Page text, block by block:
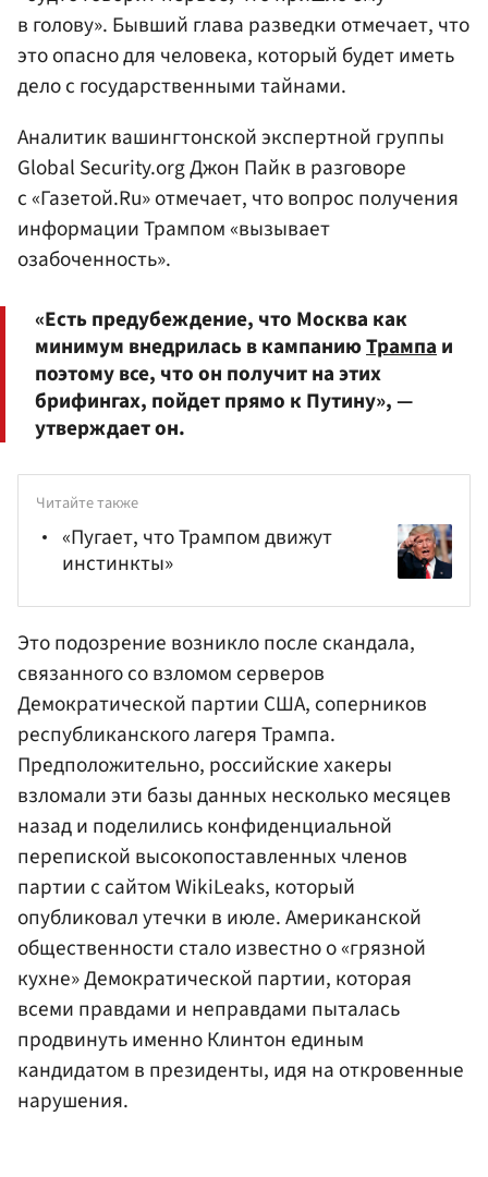
в голову». Бывший глава разведки отмечает, что
это опасно для человека, который будет иметь
дело с государственными тайнами.
Аналитик вашингтонской экспертной группы
Global Security.org Джон Пайк в разговоре
с «Газетой.Ru» отмечает, что вопрос получения
информации Трампом «вызывает
озабоченность».
«Есть предубеждение, что Москва как
минимум внедрилась в кампаниюТрампаи
поэтому все, что он получит на этих
брифингах, пойдет прямо к Путину», —
утверждает он.
Читайте также
«Пугает, что Трампом движут
инстинкты»
Это подозрение возникло после скандала,
связанного со взломом серверов
Демократической партии США, соперников
республиканского лагеря Трампа.
Предположительно, российские хакеры
взломали эти базы данных несколько месяцев
назад и поделились конфиденциальной
перепиской высокопоставленных членов
партии с сайтом WikiLeaks, который
опубликовал утечки в июле. Американской
общественности стало известно о «грязной
кухне» Демократической партии, которая
всеми правдами и неправдами пыталась
продвинуть именно Клинтон единым
кандидатом в президенты, идя на откровенные
нарушения.